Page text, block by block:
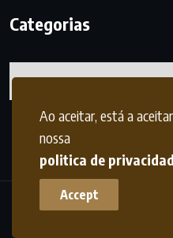
Ao aceitar, está a
nossa
politica de
Accept
Categorias